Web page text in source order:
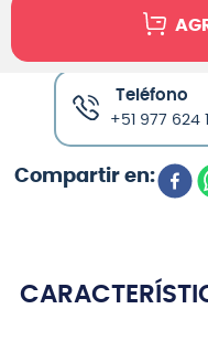
Canales de venta
Teléfono
+51 977 624